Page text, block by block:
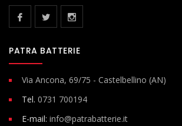
PATRA BATTERIE
Via Ancona, 69/75 - Castelbellino (AN)
Tel. 0731 700194
E-mail: info@patrabatterie.it